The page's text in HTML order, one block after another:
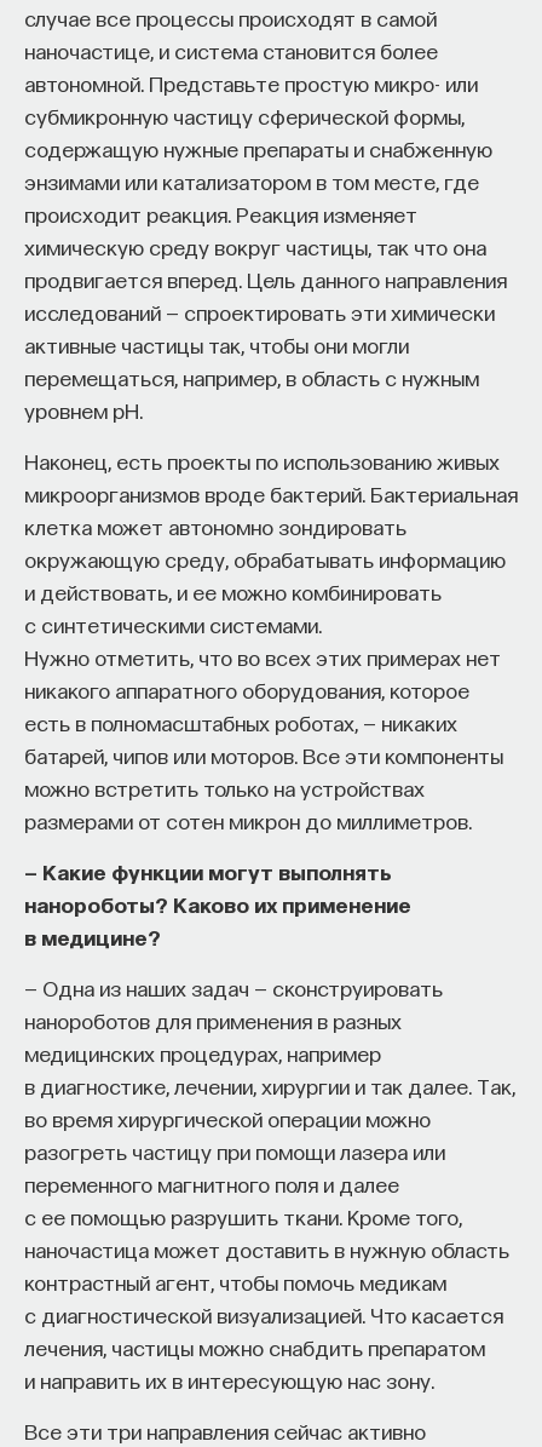
случае все процессы происходят в самой
наночастице, и система становится более
автономной. Представьте простую микро- или
субмикронную частицу сферической формы,
содержащую нужные препараты и снабженную
энзимами или катализатором в том месте, где
происходит реакция. Реакция изменяет
химическую среду вокруг частицы, так что она
продвигается вперед. Цель данного направления
исследований — спроектировать эти химически
активные частицы так, чтобы они могли
перемещаться, например, в область с нужным
уровнем pH.
Наконец, есть проекты по использованию живых
микроорганизмов вроде бактерий. Бактериальная
клетка может автономно зондировать
окружающую среду, обрабатывать информацию
и действовать, и ее можно комбинировать
с синтетическими системами.
Нужно отметить, что во всех этих примерах нет
никакого аппаратного оборудования, которое
есть в полномасштабных роботах, — никаких
батарей, чипов или моторов. Все эти компоненты
можно встретить только на устройствах
размерами от сотен микрон до миллиметров.
— Какие функции могут выполнять
нанороботы? Каково их применение
в медицине?
— Одна из наших задач — сконструировать
нанороботов для применения в разных
медицинских процедурах, например
в диагностике, лечении, хирургии и так далее. Так,
во время хирургической операции можно
разогреть частицу при помощи лазера или
переменного магнитного поля и далее
с ее помощью разрушить ткани. Кроме того,
наночастица может доставить в нужную область
контрастный агент, чтобы помочь медикам
с диагностической визуализацией. Что касается
лечения, частицы можно снабдить препаратом
и направить их в интересующую нас зону.
Все эти три направления сейчас активно